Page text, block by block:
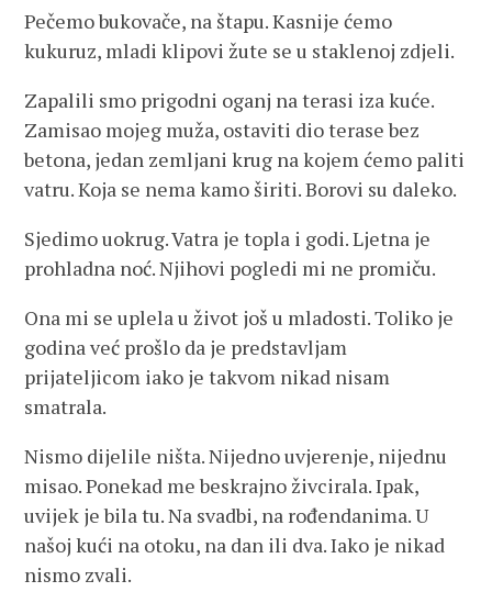
Pečemo bukovače, na štapu. Kasnije ćemo
kukuruz, mladi klipovi žute se u staklenoj zdjeli.
Zapalili smo prigodni oganj na terasi iza kuće.
Zamisao mojeg muža, ostaviti dio terase bez
betona, jedan zemljani krug na kojem ćemo paliti
vatru. Koja se nema kamo širiti. Borovi su daleko.
Sjedimo uokrug. Vatra je topla i godi. Ljetna je
prohladna noć. Njihovi pogledi mi ne promiču.
Ona mi se uplela u život još u mladosti. Toliko je
godina već prošlo da je predstavljam
prijateljicom iako je takvom nikad nisam
smatrala.
Nismo dijelile ništa. Nijedno uvjerenje, nijednu
misao. Ponekad me beskrajno živcirala. Ipak,
uvijek je bila tu. Na svadbi, na rođendanima. U
našoj kući na otoku, na dan ili dva. Iako je nikad
nismo zvali.